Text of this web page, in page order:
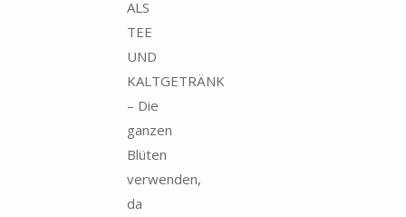
ALS
TEE
UND
KALTGETRÄNK
– Die
ganzen
Blüten
verwenden,
da